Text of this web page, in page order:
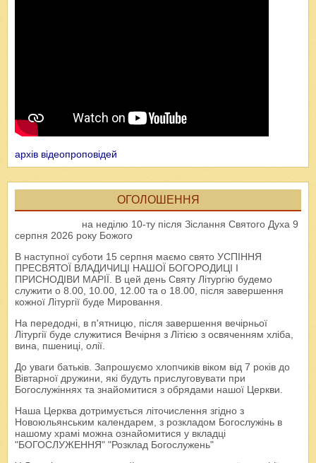
архів відеопроповідей
ОГОЛОШЕННЯ
на неділю 10-ту після Зіслання Святого Духа 9
серпня 2026 року Божого
В наступної суботи 15 серпня маємо свято УСПІННЯ
ПРЕСВЯТОЇ ВЛАДИЧИЦІ НАШОЇ БОГОРОДИЦІ І
ПРИСНОДІВИ МАРІЇ. В цей день Святу Літургію будемо
служити о 8.00, 10.00, 12.00 та о 18.00, після завершення
кожної Літургії буде Мировання.
На передодні, в п'ятницю, після завершення вечірньої
Літургії буде служитися Вечірня з Літією з освяченням хліба,
вина, пшениці, олії.
До уваги батьків. Запрошуємо хлопчиків віком від 7 років до
Вівтарної дружини, які будуть прислуговувати при
Богослужіннях та знайомитися з обрядами нашої Церкви.
Наша Церква дотримується літочислення згідно з
Новоюльянським календарем, з розкладом Богослужінь в
нашому храмі можна ознайомитися у вкладці
"БОГОСЛУЖЕННЯ" "Розклад Богослужень"